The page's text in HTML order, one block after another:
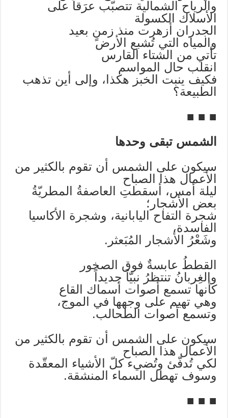
والرياح الشمالية تتصبّب عرَقاً على
الأسلاك الكسولة
الجدران أزهرت منذ زمنٍ بعيد
والمياه التي تُشبع الأرض
تأتي من الشتاء القارس
انقلب حال المواسم
فكيف ينبت الخبز هكذا، وإلى أين تذهب
الطبيعة؟
■ ■ ■
الشمس تبقى وحدها
سيكون على الشمس أن تقوم بالكثير من
الأعمال هذا الصباح
ليلة أمس، أسقطتِ العاصفةُ المطريّةُ
بعض الأشجار؛
شجرة التفاح اليابانية، وشجرة الأكاسيا
الفاسدة،
وشَعْرُ الأشجار المُبَعثر.
القططُ عابسةٌ فوق الصخور
والغِربانُ تنتظرُ نبيّاً جديداً
كأنها تسمع أصوات أسماك القاع
وهي تهيم على وجهها في الموج،
وتسمع أصوات الطحالب.
سيكون على الشمس أن تقوم بالكثير من
الأعمال هذا الصباح
لكي تُدفّئ وتُضيء كلّ الأشياء المعقّدة
وسوف تهطل السماء المنشقة.
■ ■ ■